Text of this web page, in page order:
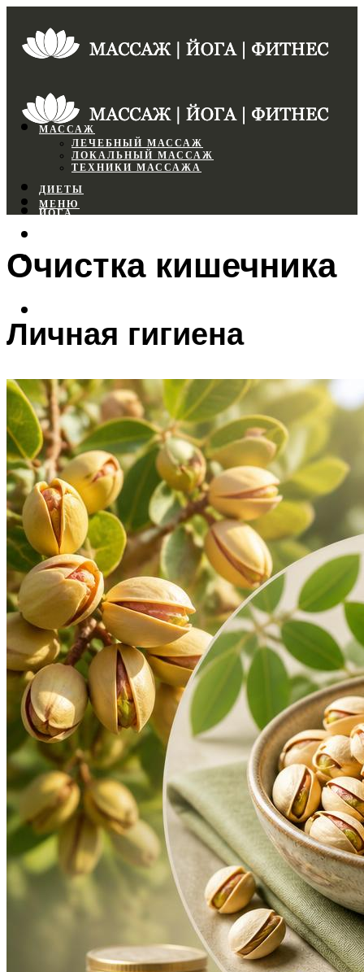
МАССАЖ
ЛЕЧЕБНЫЙ МАССАЖ
ЛОКАЛЬНЫЙ МАССАЖ
ТЕХНИКИ МАССАЖА
ДИЕТЫ
ЙОГА
ФИТНЕС
МЕНЮ
Очистка кишечника
Личная гигиена